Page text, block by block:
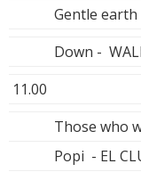
Gentle earth
Down -
11.00
Those who
Popi - EL